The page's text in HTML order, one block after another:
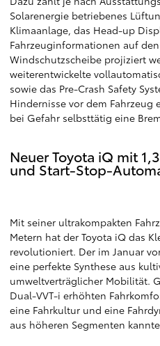
Solarenergie betriebenes
Klimaanlage, das Head-up
Fahrzeuginformationen auf
Windschutzscheibe projiziert
weiterentwickelte
sowie das Pre-Crash Safety
Hindernisse vor dem Fahrzeug
bei Gefahr selbsttätig eine
Neuer Toyota iQ mit
und Start-Stop-
Mit seiner ultrakompakten
Metern hat der Toyota iQ das
revolutioniert. Der im Januar
eine perfekte Synthese aus
umweltverträglicher Mobilität.
Dual-VVT-i erhöhten
eine Fahrkultur und eine
aus höheren Segmenten